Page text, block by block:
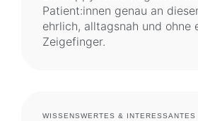
Patient:innen genau an
ehrlich, alltagsnah und ohne
Zeigefinger.
WISSENSWERTES & INTERESSANTES